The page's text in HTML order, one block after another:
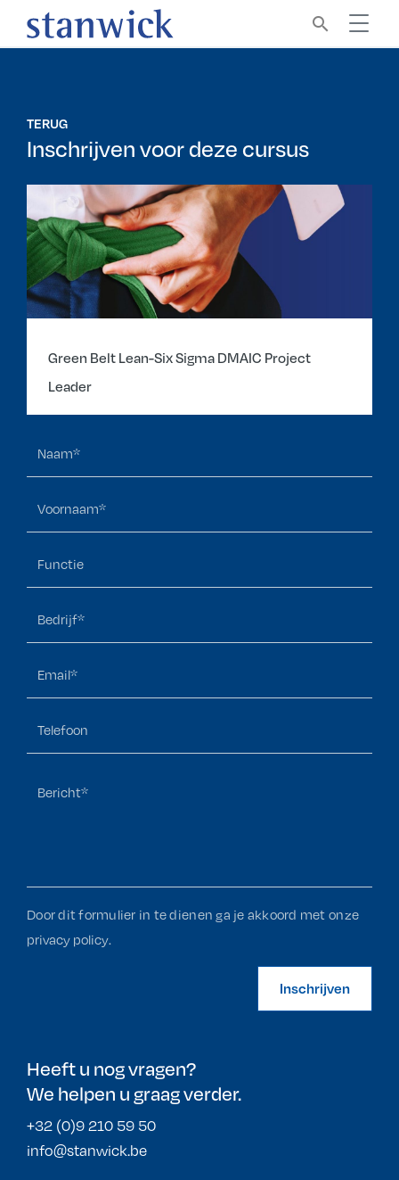
search
TERUG
Inschrijven voor deze cursus
Green Belt Lean-Six Sigma DMAIC Project
Leader
Door dit formulier in te dienen ga je akkoord met onze
privacy policy.
Inschrijven
Heeft u nog vragen?
We helpen u graag verder.
+32 (0)9 210 59 50
info@stanwick.be